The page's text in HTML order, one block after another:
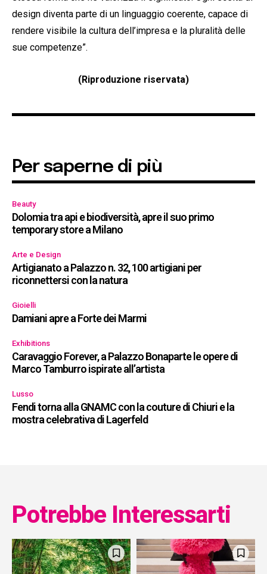
design diventa parte di un linguaggio coerente, capace di
rendere visibile la cultura dell’impresa e la pluralità delle
sue competenze”.
(Riproduzione riservata)
Per saperne di più
Beauty
Dolomia tra api e biodiversità, apre il suo primo
temporary store a Milano
Arte e Design
Artigianato a Palazzo n. 32, 100 artigiani per
riconnettersi con la natura
Gioielli
Damiani apre a Forte dei Marmi
Exhibitions
Caravaggio Forever, a Palazzo Bonaparte le opere di
Marco Tamburro ispirate all’artista
Lusso
Fendi torna alla GNAMC con la couture di Chiuri e la
mostra celebrativa di Lagerfeld
Potrebbe Interessarti